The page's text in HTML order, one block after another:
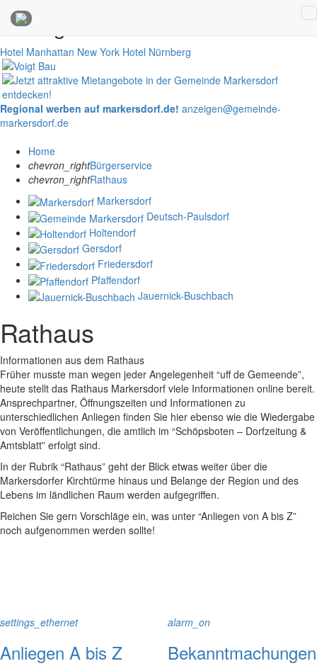
Anzeigen
Hotel Manhattan New York Hotel Nürnberg
Regional werben auf markersdorf.de! anzeigen@gemeinde-
markersdorf.de
Home
chevron_rightBürgerservice
chevron_rightRathaus
Markersdorf
Deutsch-Paulsdorf
Holtendorf
Gersdorf
Friedersdorf
Pfaffendorf
Jauernick-Buschbach
Rathaus
Informationen aus dem Rathaus
Früher musste man wegen jeder Angelegenheit “uff de Gemeende”,
heute stellt das Rathaus Markersdorf viele Informationen online bereit.
Ansprechpartner, Öffnungszeiten und Informationen zu
unterschiedlichen Anliegen finden Sie hier ebenso wie die Wiedergabe
von Veröffentlichungen, die amtlich im “Schöpsboten – Dorfzeitung &
Amtsblatt” erfolgt sind.
In der Rubrik “Rathaus” geht der Blick etwas weiter über die
Markersdorfer Kirchtürme hinaus und Belange der Region und des
Lebens im ländlichen Raum werden aufgegriffen.
Reichen Sie gern Vorschläge ein, was unter “Anliegen von A bis Z”
noch aufgenommen werden sollte!
settings_ethernet
Anliegen A bis Z
alarm_on
Bekanntmachungen